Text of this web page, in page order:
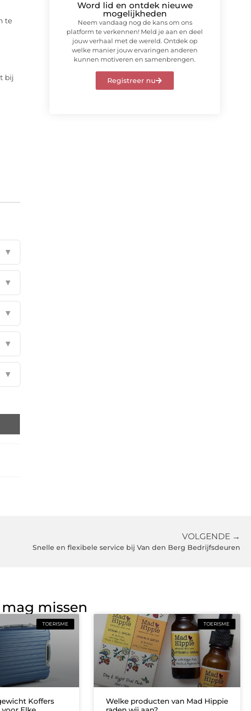
te
bij
▼
▼
▼
▼
▼
Word lid en ontdek nieuwe
mogelijkheden
Neem vandaag nog de kans om ons
platform te verkennen! Meld je aan en deel
jouw verhaal met de wereld. Ontdek op
welke manier jouw ervaringen anderen
kunnen motiveren en samenbrengen.
Registreer nu
VOLGENDE →
Snelle en flexibele service bij Van den Berg Bedrijfsdeuren
missen
TOERISME
Koffers
TOERISME
Welke producten van Mad Hippie